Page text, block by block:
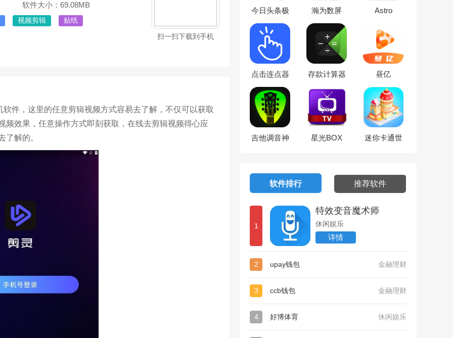
软件大小：69.08MB
视频剪辑
贴纸
扫一扫下载到手机
件，这里的任意剪辑视频方式容易去了解，不仅可以获取
效果，任意操作方式即刻获取，在线去剪辑视频得心应
了解的。
今日头条极
瀚为数屏
Astro
点击连点器 存款计算器 昼亿
吉他调音神
星光BOX
迷你卡通世
软件排行 推荐软件
1
特效变音魔术师
休闲娱乐
详情
2 upay钱包 金融理财
3 ccb钱包 金融理财
4 好博体育 休闲娱乐